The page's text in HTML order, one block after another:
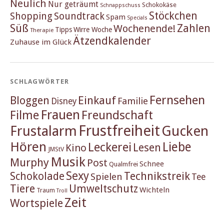
Neulich Nur geträumt Schnappschuss Schokokäse
Shopping SoundtrackSpam Specials Stöckchen
Süß Therapie TippsWirre WocheWochenende! Zahlen
Zuhause im Glück Ätzendkalender
SCHLAGWÖRTER
Bloggen Disney Einkauf Familie Fernsehen
Filme Frauen Freundschaft
Frustalarm FrustfreiheitGucken
Hören JMStV Kino Leckerei Lesen Liebe
Murphy Musik Post Qualmfrei Schnee
Schokolade SexySpielen Technikstreik Tee
Tiere Traum Troll Umweltschutz Wichteln
Wortspiele Zeit